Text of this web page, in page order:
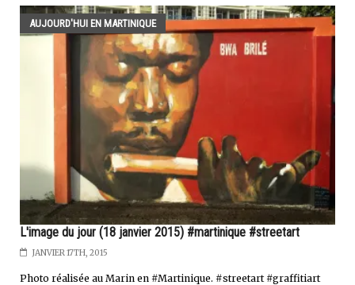
AUJOURD'HUI EN MARTINIQUE
L'image du jour (18 janvier 2015) #martinique #streetart
JANVIER 17TH, 2015
Photo réalisée au Marin en #Martinique. #streetart #graffitiart